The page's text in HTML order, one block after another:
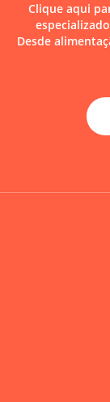
Clique aqui
Desde